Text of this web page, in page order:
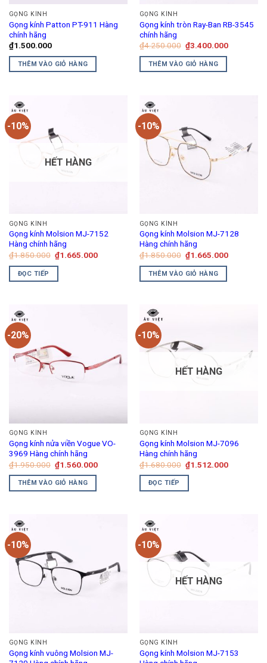
thể
được
chọn
trên
trang
sản
GỌNG KÍNH
Gọng kính Patton PT-911 Hàng
chính hãng
₫1.500.000
THÊM VÀO GIỎ HÀNG
GỌNG KÍNH
Gọng kính tròn Ray-Ban RB-3545
chính hãng
₫4.250.000 Giá
gốc
là:
₫4.250.000.
₫3.400.000Giá
THÊM VÀO GIỎ HÀNG
-10%
HẾT HÀNG
GỌNG KÍNH
Gọng kính Molsion MJ-7152
Hàng chính hãng
₫1.850.000 Giá
gốc
là:
₫1.665.000Giá
ĐỌC TIẾP
-10%
GỌNG KÍNH
Gọng kính Molsion MJ-7128
Hàng chính hãng
₫1.850.000 Giá
gốc
là:
₫1.850.000.
₫1.665.000Giá
THÊM VÀO GIỎ HÀNG
-20%
GỌNG KÍNH
Gọng kính nửa viền Vogue VO-
3969 Hàng chính hãng
₫1.950.000 Giá
gốc
là:
₫1.950.000.
₫1.560.000Giá
₫1.560.000.
THÊM VÀO GIỎ HÀNG
-10%
HẾT HÀNG
GỌNG KÍNH
Gọng kính Molsion MJ-7096
Hàng chính hãng
₫1.680.000 Giá
gốc
là:
₫1.512.000Giá
ĐỌC TIẾP
-10%
GỌNG KÍNH
Gọng kính vuông Molsion MJ-
-10%
HẾT HÀNG
GỌNG KÍNH
Gọng kính Molsion MJ-7153